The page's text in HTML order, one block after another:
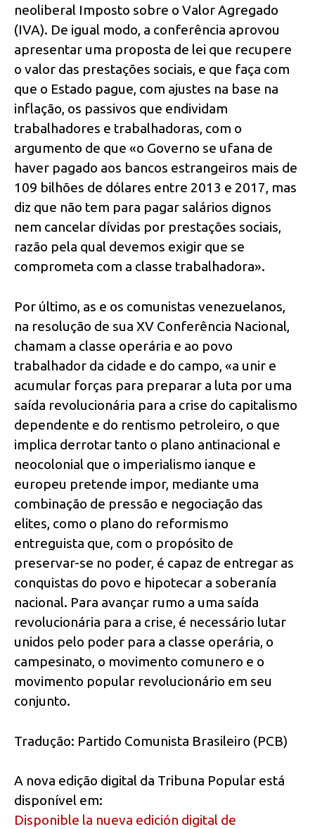
neoliberal Imposto sobre o Valor Agregado
(IVA). De igual modo, a conferência aprovou
apresentar uma proposta de lei que recupere
o valor das prestações sociais, e que faça com
que o Estado pague, com ajustes na base na
inflação, os passivos que endividam
trabalhadores e trabalhadoras, com o
argumento de que «o Governo se ufana de
haver pagado aos bancos estrangeiros mais de
109 bilhões de dólares entre 2013 e 2017, mas
diz que não tem para pagar salários dignos
nem cancelar dívidas por prestações sociais,
razão pela qual devemos exigir que se
comprometa com a classe trabalhadora».
Por último, as e os comunistas venezuelanos,
na resolução de sua XV Conferência Nacional,
chamam a classe operária e ao povo
trabalhador da cidade e do campo, «a unir e
acumular forças para preparar a luta por uma
saída revolucionária para a crise do capitalismo
dependente e do rentismo petroleiro, o que
implica derrotar tanto o plano antinacional e
neocolonial que o imperialismo ianque e
europeu pretende impor, mediante uma
combinação de pressão e negociação das
elites, como o plano do reformismo
entreguista que, com o propósito de
preservar-se no poder, é capaz de entregar as
conquistas do povo e hipotecar a soberanía
nacional. Para avançar rumo a uma saída
revolucionária para a crise, é necessário lutar
unidos pelo poder para a classe operária, o
campesinato, o movimento comunero e o
movimento popular revolucionário em seu
conjunto.
Tradução: Partido Comunista Brasileiro (PCB)
A nova edição digital da Tribuna Popular está
disponível em:
Disponible la nueva edición digital de